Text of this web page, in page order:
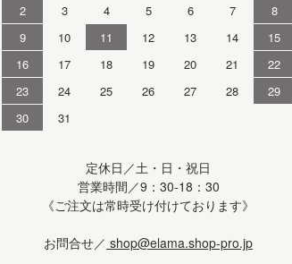
2
3 4 5 6 7
8
9
10 11 12 13 14
15
16
17 18 19 20 21
22
23
24 25 26 27 28
29
30
31
定休日／土・日・祝日
営業時間／9：30-18：30
《ご注文は常時受け付けております》
お問合せ／ shop@elama.shop-pro.jp